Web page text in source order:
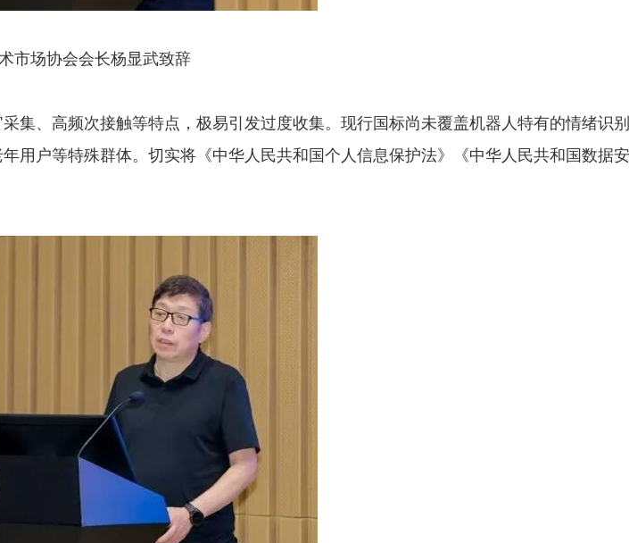
市场协会会长杨显武致辞
集、高频次接触等特点，极易引发过度收集。现行国标尚未覆盖机器人特有的情绪识
用户等特殊群体。切实将《中华人民共和国个人信息保护法》《中华人民共和国数据